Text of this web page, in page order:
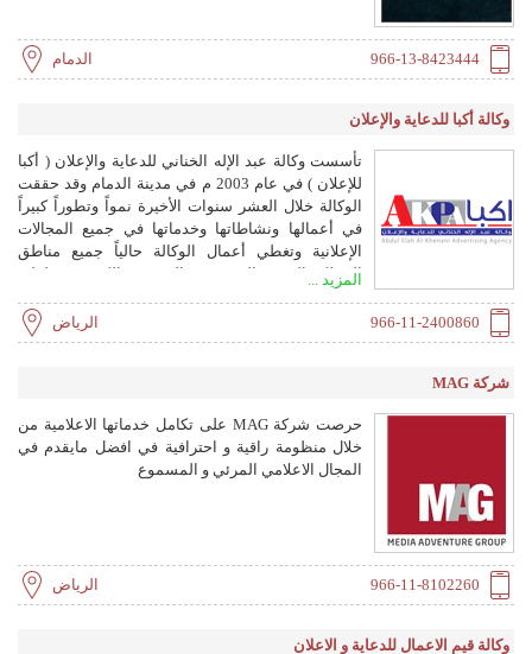
966-13-8423444 الدمام
وكالة أكبا للدعاية والإعلان
تأسست وكالة عبد الإله الخناني للدعاية والإعلان ( أكبا
للإعلان ) في عام 2003 م في مدينة الدمام وقد حققت
الوكالة خلال العشر سنوات الأخيرة نمواً وتطوراً كبيراً
في أعمالها ونشاطاتها وخدماتها في جميع المجالات
الإعلانية وتغطي أعمال الوكالة حالياً جميع مناطق
المملكة العربية السعودية والبحرين والكويت وسلطنة
الإعلانية كما قامت بتنظيم العديد من المهرجانات
والإحتفالات في المنطقة الشرقية وخارجها. وبفضل الله
عملائها وذلك من خلال القيم العالية التي تقوم عليها
سياسة الوكالة في خدمة عملائها وذلك عن طريق
الإلتزام بالمصداقية والأمانة في جميع تعاملاتها وبإعتماد
المزيد ...
966-11-2400860 الرياض
شركة MAG
حرصت شركة MAG على تكامل خدماتها الاعلامية من
خلال منظومة راقية و احترافية في افضل مايقدم في
المجال الاعلامي المرئي و المسموع
966-11-8102260 الرياض
وكالة قيم الاعمال للدعاية و الاعلان